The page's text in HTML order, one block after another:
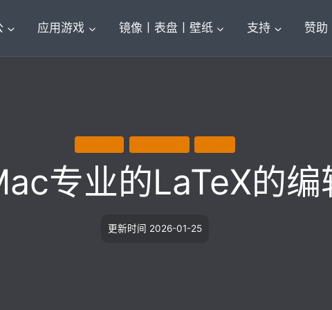
应用游戏 镜像丨表盘丨壁纸 支持 赞助
专业的LaTeX的
更新时间 2026-01-25